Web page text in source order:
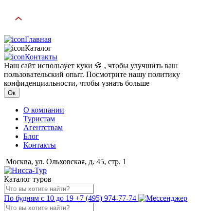
Главная
Каталог
Контакты
Наш сайт использует куки 🍪 , чтобы улучшить ваш
пользовательский опыт. Посмотрите нашу политику
конфиденциальности, чтобы узнать больше
Ок
О компании
Туристам
Агентствам
Блог
Контакты
Москва, ул. Ольховская, д. 45, стр. 1
Каталог туров
По будням с 10 до 19 +7 (495) 974-77-74